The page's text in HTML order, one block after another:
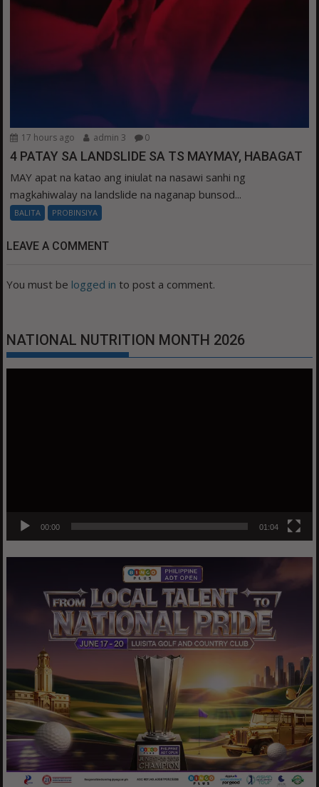
17 hours ago admin 3 0
4 PATAY SA LANDSLIDE SA TS MAYMAY, HABAGAT
MAY apat na katao ang iniulat na nasawi sanhi ng
magkahiwalay na landslide na naganap bunsod...
BALITA PROBINSIYA
LEAVE A COMMENT
You must be logged in to post a comment.
NATIONAL NUTRITION MONTH 2026
00:00 01:04